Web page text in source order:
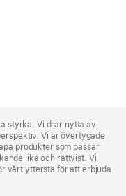
styrka. Vi drar nytta av
Vi är övertygade
produkter som passar
lika och rättvist. Vi
vårt yttersta för att erbjuda